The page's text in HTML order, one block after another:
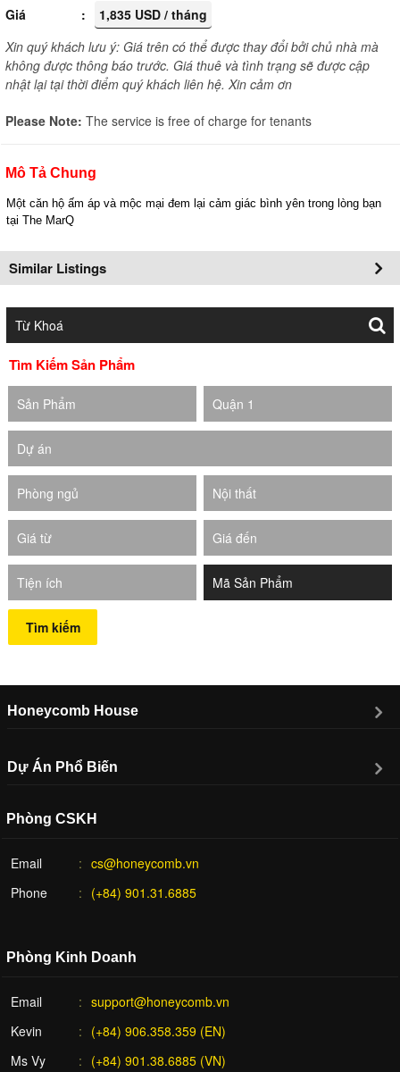
Giá
1,835 USD / tháng
Xin quý khách lưu ý: Giá trên có thể được thay đổi bởi chủ nhà mà
không được thông báo trước. Giá thuê và tình trạng sẽ được cập
nhật lại tại thời điểm quý khách liên hệ. Xin cảm ơn
Please Note: The service is free of charge for tenants
Mô Tả Chung
Một căn hộ ấm áp và mộc mại đem lại cảm giác bình yên trong lòng bạn
tại The MarQ
Similar Listings
Tìm Kiếm Sản Phẩm
Sản Phẩm Quận 1
Dự án
Phòng ngủ Nội thất
Giá từ Giá đến
Tiện ích
Tìm kiếm
Honeycomb House
Dự Án Phổ Biến
Phòng CSKH
Email
cs@honeycomb.vn
Phone
(+84) 901.31.6885
Phòng Kinh Doanh
Email
support@honeycomb.vn
Kevin
(+84) 906.358.359 (EN)
Ms Vy
(+84) 901.38.6885 (VN)